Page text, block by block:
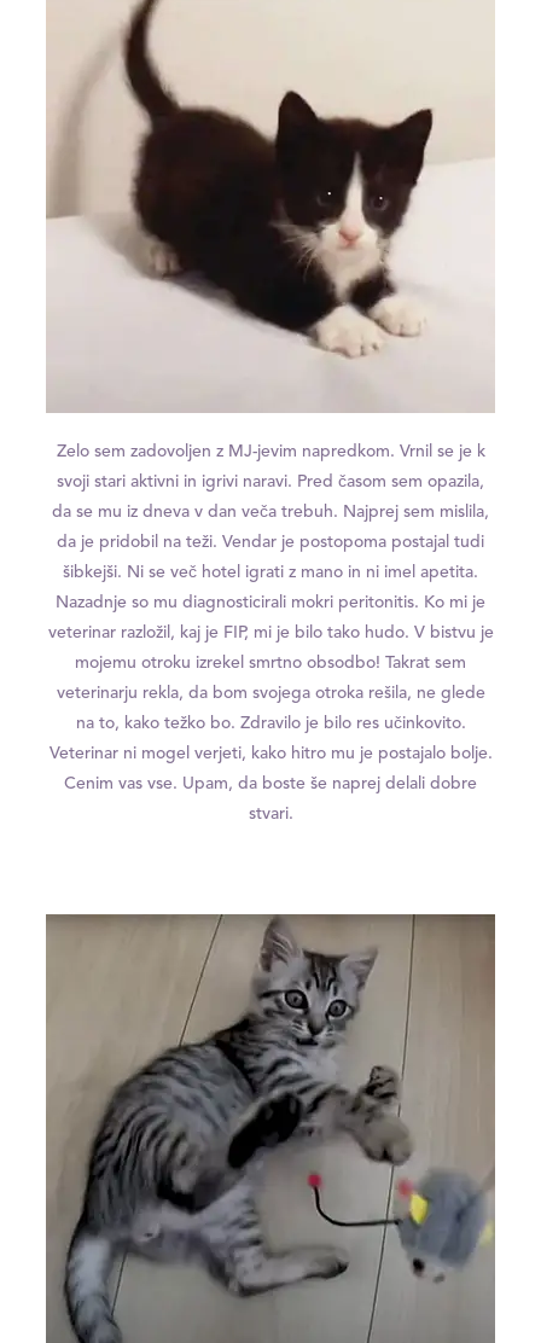
Zelo sem zadovoljen z MJ-jevim napredkom. Vrnil se je k
svoji stari aktivni in igrivi naravi. Pred časom sem opazila,
da se mu iz dneva v dan veča trebuh. Najprej sem mislila,
da je pridobil na teži. Vendar je postopoma postajal tudi
šibkejši. Ni se več hotel igrati z mano in ni imel apetita.
Nazadnje so mu diagnosticirali mokri peritonitis. Ko mi je
veterinar razložil, kaj je FIP, mi je bilo tako hudo. V bistvu je
mojemu otroku izrekel smrtno obsodbo! Takrat sem
veterinarju rekla, da bom svojega otroka rešila, ne glede
na to, kako težko bo. Zdravilo je bilo res učinkovito.
Veterinar ni mogel verjeti, kako hitro mu je postajalo bolje.
Cenim vas vse. Upam, da boste še naprej delali dobre
stvari.